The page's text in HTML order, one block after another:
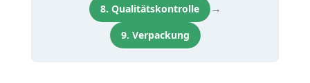
8. Qualitätskontrolle →
9. Verpackung